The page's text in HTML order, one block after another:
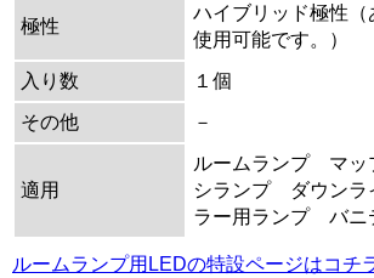
極性
ハイブリッド極性
使用可能です。）
入り数
１個
その他
－
適用
ルームランプ マ
シランプ ダウンラ
ラー用ランプ バニ
ルームランプ用LEDの特設ページはコチ